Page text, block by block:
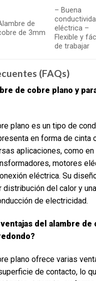
de
de 3mm
– Buena
eléctrica –
Flexible y
de trabajar
(FAQs)
de cobre plano y
plano es un tipo de
en forma de cinta
aplicaciones, como en
motores
eléctrica. Su
distribución del calor y
de electricidad.
del alambre de
plano ofrece varias
de contacto, lo